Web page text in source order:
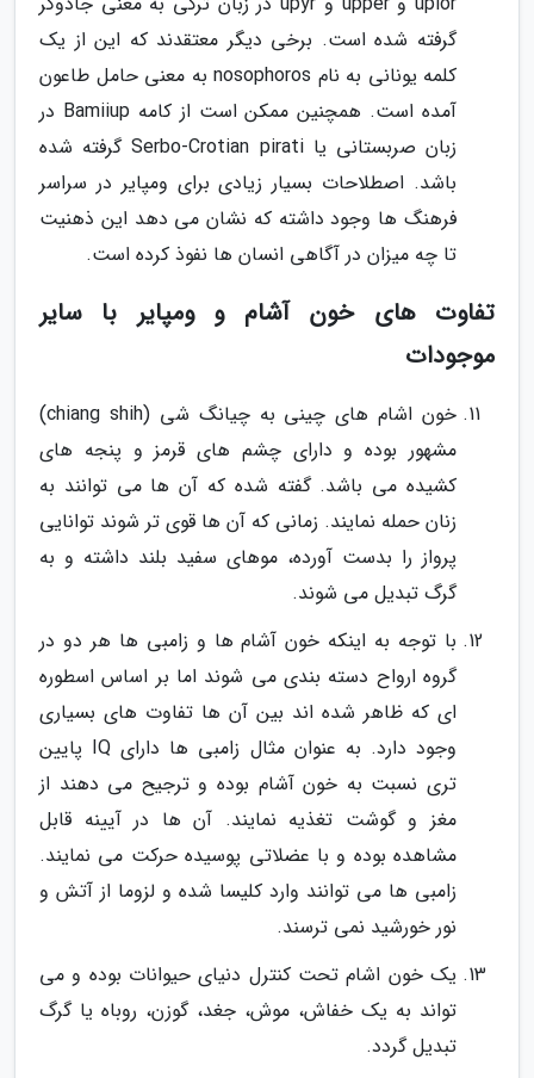
گرفته شده است. برخی دیگر معتقدند که این از یک
کلمه یونانی به نام nosophoros به معنی حامل طاعون
آمده است. همچنین ممکن است از کامه Bamiiup در
زبان صربستانی یا Serbo-Crotian pirati گرفته شده
باشد. اصطلاحات بسیار زیادی برای ومپایر در سراسر
فرهنگ ها وجود داشته که نشان می دهد این ذهنیت
تا چه میزان در آگاهی انسان ها نفوذ کرده است.
تفاوت های خون آشام و ومپایر با سایر
موجودات
خون اشام های چینی به چیانگ شی (chiang shih)
مشهور بوده و دارای چشم های قرمز و پنجه های
کشیده می باشد. گفته شده که آن ها می توانند به
زنان حمله نمایند. زمانی که آن ها قوی تر شوند توانایی
پرواز را بدست آورده، موهای سفید بلند داشته و به
گرگ تبدیل می شوند.
با توجه به اینکه خون آشام ها و زامبی ها هر دو در
گروه ارواح دسته بندی می شوند اما بر اساس اسطوره
ای که ظاهر شده اند بین آن ها تفاوت های بسیاری
وجود دارد. به عنوان مثال زامبی ها دارای IQ پایین
تری نسبت به خون آشام بوده و ترجیح می دهند از
مغز و گوشت تغذیه نمایند. آن ها در آیینه قابل
مشاهده بوده و با عضلاتی پوسیده حرکت می نمایند.
زامبی ها می توانند وارد کلیسا شده و لزوما از آتش و
نور خورشید نمی ترسند.
یک خون اشام تحت کنترل دنیای حیوانات بوده و می
تواند به یک خفاش، موش، جغد، گوزن، روباه یا گرگ
تبدیل گردد.